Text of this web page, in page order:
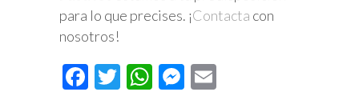
para lo que precises. ¡Contacta con
nosotros!
Facebook
Twitter
WhatsApp
Messenger